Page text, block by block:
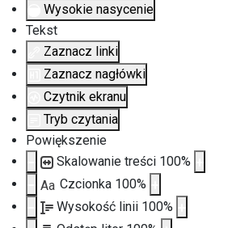
Wysokie nasycenie
Tekst
Zaznacz linki
Zaznacz nagłówki
Czytnik ekranu
Tryb czytania
Powiększenie
Skalowanie treści 100%
Aa Czcionka 100%
Wysokość linii 100%